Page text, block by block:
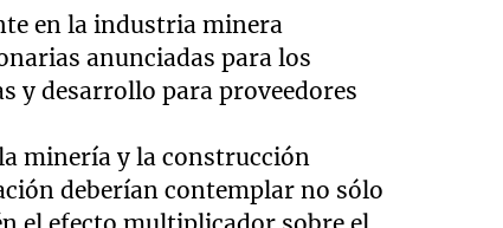
en la industria minera
anunciadas para los
y desarrollo para proveedores
minería y la construcción
deberían contemplar no sólo